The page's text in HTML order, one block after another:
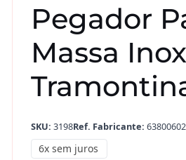
Pegador
Massa
SKU: 3198Ref. Fabricante: 63800602
6x sem juros